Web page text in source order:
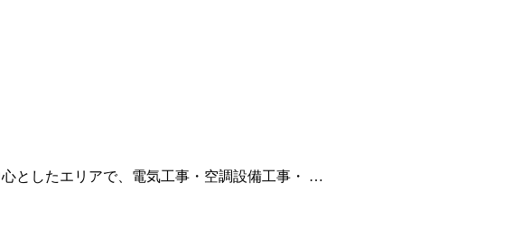
としたエリアで、電気工事・空調設備工事・ …